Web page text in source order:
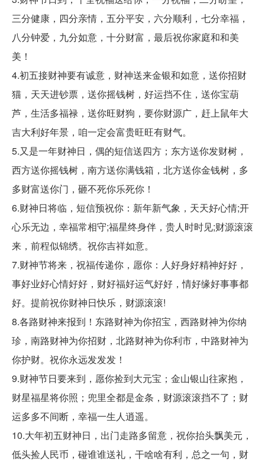
三分健康，四分亲情，五分平安，六分顺利，七分幸福，
八分钟爱，九分如意，十分财富，最后祝你家庭和和美
美！
4.初五接财神要有诚意，财神送来金银和如意，送你招财
猫，天天进钞票，送你摇钱树，好运挡不住，送你宝葫
芦，生活多福禄，送你旺财狗，要你财源广，赶上鼠年大
吉大利好年景，咱一定会富贵旺旺有财气。
5.又是一年财神日，偶的短信送四方；东方送你发财树，
西方送你摇钱树，南方送你满钱箱，北方送你金钱树，多
多财富送你门，砸不死你乐死你！
6.财神日将临，短信预祝你：新年新气象，天天好心情;开
心乐无边，幸福常相守;福星终身伴，贵人时时见;财源滚滚
来，前程似锦绣。祝你吉祥如意。
7.财神节将来，祝福传递你，愿你：人好身好精神好好，
事好业好心情好好，财好福好运气好好，情好缘好事事都
好。提前祝你财神日快乐，财源滚滚!
8.各路财神来报到！东路财神为你招宝，西路财神为你纳
珍，南路财神为你招财，北路财神为你利市，中路财神为
你护财。祝你永远发发发！
9.财神节日要来到，愿你捡到大元宝；金山银山往家抱，
财星福星将你照；兜里全都是金条，财源滚滚挡不了；财
运多多不间断，幸福一生人逍遥。
10.大年初五财神日，出门走路多留意，祝你抬头飘美元，
低头捡人民币，碰谁谁送礼，干啥啥有利，总之一句，财